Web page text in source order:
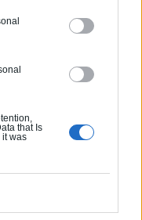
that Is
it was
: Top 5
claustra pour
l’entrée
?